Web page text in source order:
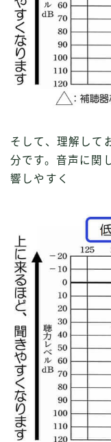
そして、理解して
分です。音声に関
響しやすく